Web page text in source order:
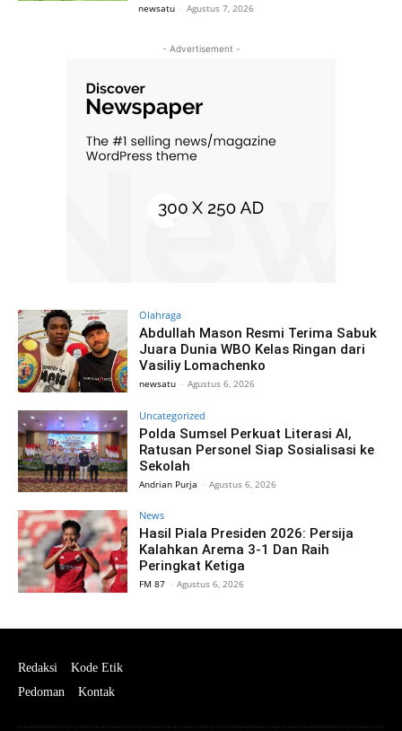
newsatu - Agustus 7, 2026
- Advertisement -
Olahraga
Abdullah Mason Resmi Terima Sabuk
Juara Dunia WBO Kelas Ringan dari
Vasiliy Lomachenko
newsatu - Agustus 6, 2026
Uncategorized
Polda Sumsel Perkuat Literasi AI,
Ratusan Personel Siap Sosialisasi ke
Sekolah
Andrian Purja - Agustus 6, 2026
News
Hasil Piala Presiden 2026: Persija
Kalahkan Arema 3-1 Dan Raih
Peringkat Ketiga
FM 87 - Agustus 6, 2026
Redaksi
Kode Etik
Pedoman
Kontak